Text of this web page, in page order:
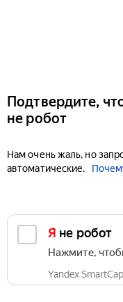
Подтвердите,
не робот
Нам очень жаль, но
автоматические.
Я не робот
Нажмите,
Yandex